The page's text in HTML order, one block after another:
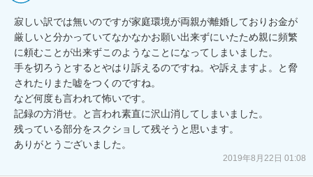
寂しい訳では無いのですが家庭環境が両親が離婚しておりお金が
厳しいと分かっていてなかなかお願い出来ずにいたため親に頻繁
に頼むことが出来ずこのようなことになってしまいました。
手を切ろうとするとやはり訴えるのですね。や訴えますよ。と脅
されたりまた嘘をつくのですね。
など何度も言われて怖いです。
記録の方消せ。と言われ素直に沢山消してしまいました。
残っている部分をスクショして残そうと思います。
ありがとうございました。
2019年8月22日 01:08